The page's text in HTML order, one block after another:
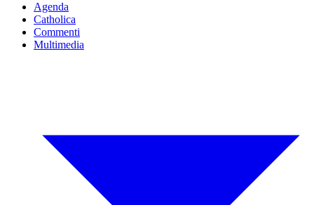
Agenda
Catholica
Commenti
Multimedia